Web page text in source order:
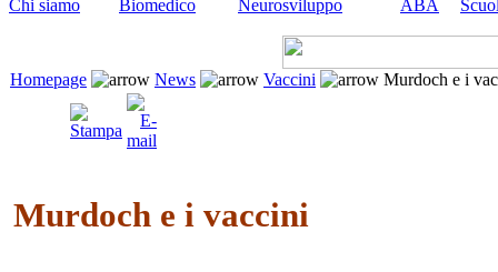
Chi siamo Biomedico Neurosviluppo ABA
Homepage News Vaccini Murdoch e i
Murdoch e i vaccini